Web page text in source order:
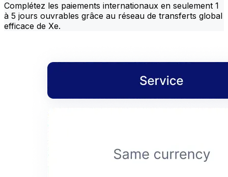
Complétez les paiements internationaux en seulement 1
à 5 jours ouvrables grâce au réseau de transferts global
efficace de Xe.